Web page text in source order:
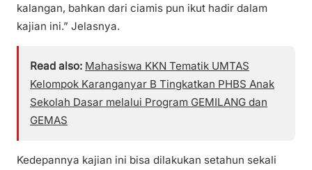
kalangan, bahkan dari ciamis pun ikut hadir dalam
kajian ini.” Jelasnya.
Read also: Mahasiswa KKN Tematik UMTAS
Kelompok Karanganyar B Tingkatkan PHBS Anak
Sekolah Dasar melalui Program GEMILANG dan
GEMAS
Kedepannya kajian ini bisa dilakukan setahun sekali